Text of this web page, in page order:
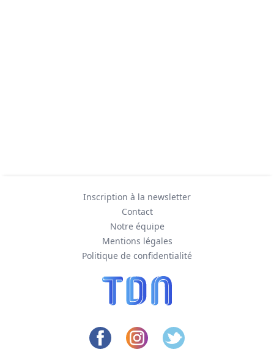
Inscription à la newsletter
Contact
Notre équipe
Mentions légales
Politique de confidentialité